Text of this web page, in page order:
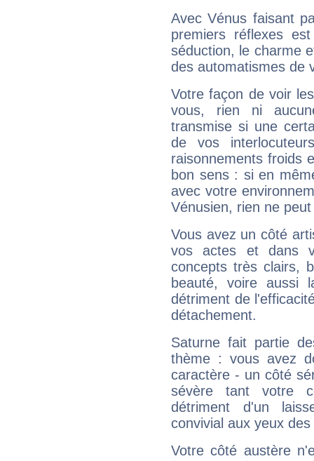
Avec Vénus faisant
premiers réflexes
séduction, le charme
des automatismes de
Votre façon de voir
vous, rien ni
transmise si une
de vos
raisonnements froids
bon sens : si en
avec votre
Vénusien, rien ne
Vous avez un côté
vos actes et dans
concepts très clairs,
beauté, voire aussi
détriment de
détachement.
Saturne fait partie
thème : vous avez
caractère - un côté
sévère tant votre
détriment d'un
convivial aux yeux
Votre côté austère